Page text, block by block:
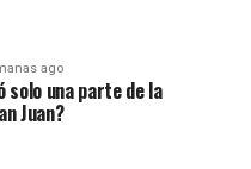
ago
solo una parte de la
Juan?